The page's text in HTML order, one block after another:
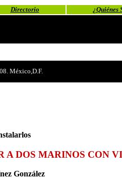
Directorio ¿Quiénes
México,D.F.
A DOS MARINOS CON
González